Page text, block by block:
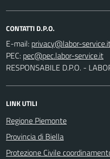
CONTATTI D.P.O.
E-mail:
PEC:
RESPONSABILE D.P.O. -
LINK UTILI
Regione Piemonte
Provincia di Biella
Protezione Civile